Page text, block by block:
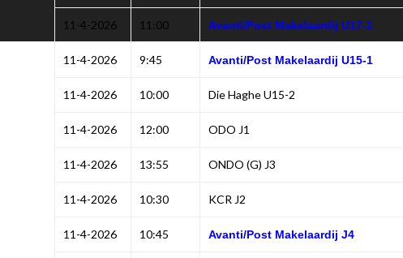
11-4-2026 11:00 Avanti/Post Makelaardij U17-1
11-4-2026 9:45 Avanti/Post Makelaardij U15-1
11-4-2026 10:00 Die Haghe U15-2
11-4-2026 12:00 ODO J1
11-4-2026 13:55 ONDO (G) J3
11-4-2026 10:30 KCR J2
11-4-2026 10:45 Avanti/Post Makelaardij J4